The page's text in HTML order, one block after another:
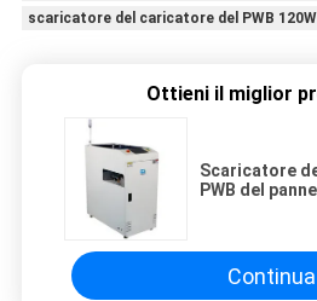
scaricatore del caricatore del PWB 120W
Ottieni il miglior
Scaricatore
PWB del
Continua